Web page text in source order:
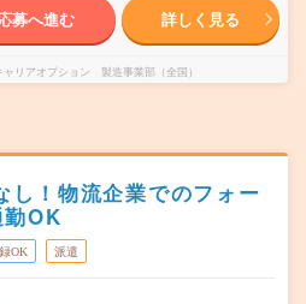
募へ進む 詳しく見る
リアオプション 製造事業部（全国）
し！物流企業でのフォー
OK
OK 派遣